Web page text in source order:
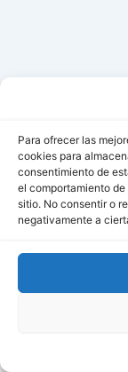
Para ofrecer las
cookies para
consentimiento de
el comportamiento
sitio. No consentir o
negativamente a
Todos los